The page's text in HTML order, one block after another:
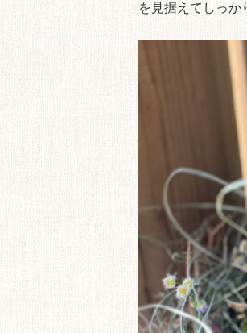
を見据えてしっか